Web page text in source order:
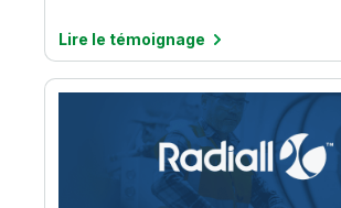
Lire le témoignage